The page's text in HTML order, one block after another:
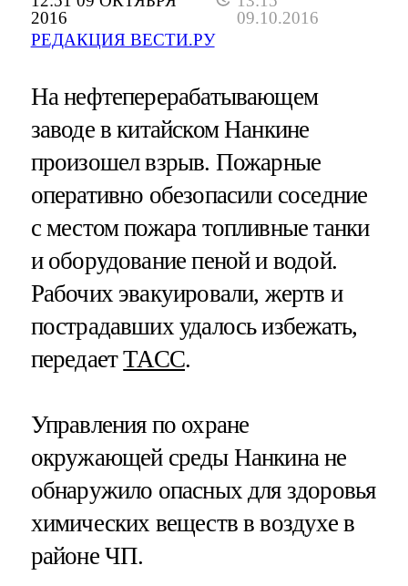
2016
09.10.2016
РЕДАКЦИЯ ВЕСТИ.РУ
На нефтеперерабатывающем
заводе в китайском Нанкине
произошел взрыв. Пожарные
оперативно обезопасили соседние
с местом пожара топливные танки
и оборудование пеной и водой.
Рабочих эвакуировали, жертв и
пострадавших удалось избежать,
передаетТАСС.
Управления по охране
окружающей среды Нанкина не
обнаружило опасных для здоровья
химических веществ в воздухе в
районе ЧП.